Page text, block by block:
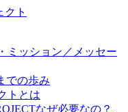
ミッション／メッセー
での歩み
トとは
なぜ必要なの？